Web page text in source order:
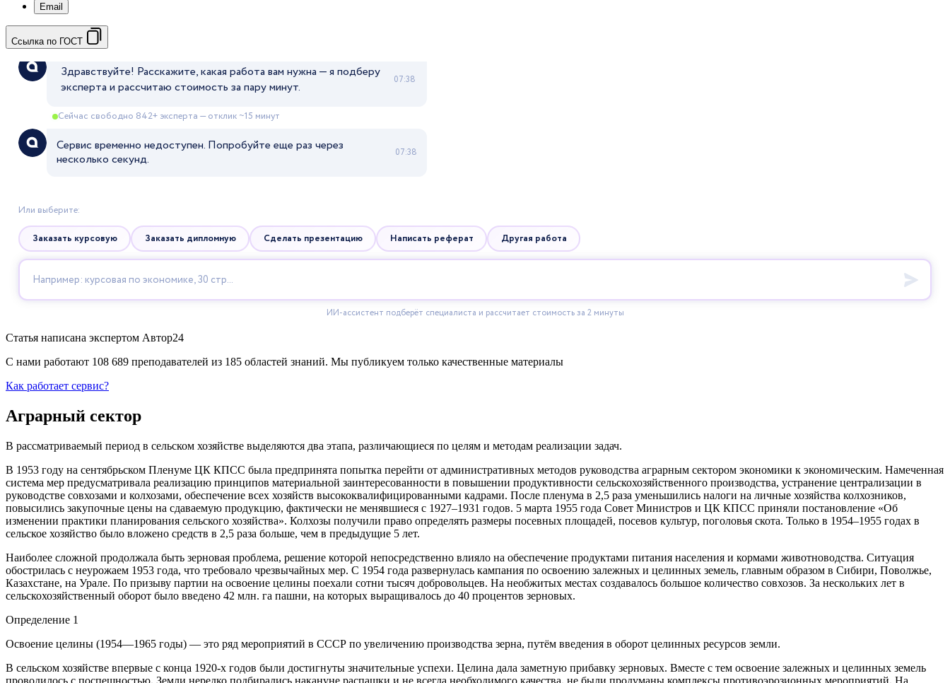
Email
Ссылка по ГОСТ
Статья написана экспертом Автор24
С нами работают 108 689 преподавателей из 185 областей знаний. Мы публикуем только качественные материалы
Как работает сервис?
Аграрный сектор
В рассматриваемый период в сельском хозяйстве выделяются два этапа, различающиеся по целям и методам реализации задач.
В 1953 году на сентябрьском Пленуме ЦК КПСС была предпринята попытка перейти от административных методов руководства аграрным сектором экономики к экономическим. Намеченная
система мер предусматривала реализацию принципов материальной заинтересованности в повышении продуктивности сельскохозяйственного производства, устранение централизации в
руководстве совхозами и колхозами, обеспечение всех хозяйств высококвалифицированными кадрами. После пленума в 2,5 раза уменьшились налоги на личные хозяйства колхозников,
повысились закупочные цены на сдаваемую продукцию, фактически не менявшиеся с 1927–1931 годов. 5 марта 1955 года Совет Министров и ЦК КПСС приняли постановление «Об
изменении практики планирования сельского хозяйства». Колхозы получили право определять размеры посевных площадей, посевов культур, поголовья скота. Только в 1954–1955 годах в
сельское хозяйство было вложено средств в 2,5 раза больше, чем в предыдущие 5 лет.
Наиболее сложной продолжала быть зерновая проблема, решение которой непосредственно влияло на обеспечение продуктами питания населения и кормами животноводства. Ситуация
обострилась с неурожаем 1953 года, что требовало чрезвычайных мер. С 1954 года развернулась кампания по освоению залежных и целинных земель, главным образом в Сибири, Поволжье,
Казахстане, на Урале. По призыву партии на освоение целины поехали сотни тысяч добровольцев. На необжитых местах создавалось большое количество совхозов. За нескольких лет в
сельскохозяйственный оборот было введено 42 млн. га пашни, на которых выращивалось до 40 процентов зерновых.
Определение 1
Освоение целины (1954—1965 годы) — это ряд мероприятий в СССР по увеличению производства зерна, путём введения в оборот целинных ресурсов земли.
В сельском хозяйстве впервые с конца 1920-х годов были достигнуты значительные успехи. Целина дала заметную прибавку зерновых. Вместе с тем освоение залежных и целинных земель
проводилось с поспешностью. Земли нередко подбирались накануне распашки и не всегда необходимого качества, не были продуманы комплексы противоэрозионных мероприятий. На